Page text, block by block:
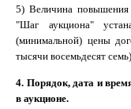
5) Величина повышения
"Шаг аукциона"
(минимальной) цены
тысячи восемьдесят
4. Порядок, дата и
в аукционе.